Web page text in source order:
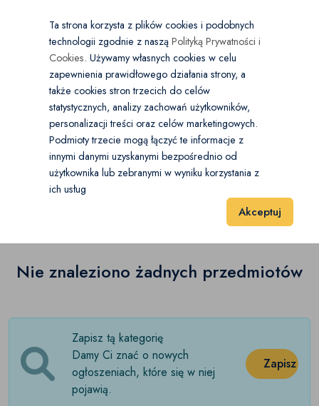
Wybierz kategorię
Dla Dzieci
Akcesoria dla niemowląt (0)
Artykuły szkolne(24)
Open submenu
(0)
Odzież niemowlęca(0)
Open submenu
Ubranka dla dziewczynek(0)
Open submenu
Wózki dziecięce(0)
Zabawki (28)
Open submenu
×
Kraj PL
PLN
Dla Dzieci Akcesoria dla niemowląt
Akcesoria dla niemowląt (0)
20 60
Nie znaleziono żadnych przedmiotów
Zapisz tą kategorię
Damy Ci znać o nowych
ogłoszeniach, które się w niej
pojawią.
Zapisz
Ta strona korzysta z plików cookies i podobnych
technologii zgodnie z nasząPolityką Prywatności i
Cookies. Używamy własnych cookies w celu
zapewnienia prawidłowego działania strony, a
także cookies stron trzecich do celów
statystycznych, analizy zachowań użytkowników,
personalizacji treści oraz celów marketingowych.
Podmioty trzecie mogą łączyć te informacje z
innymi danymi uzyskanymi bezpośrednio od
użytkownika lub zebranymi w wyniku korzystania z
ich usług
Akceptuj